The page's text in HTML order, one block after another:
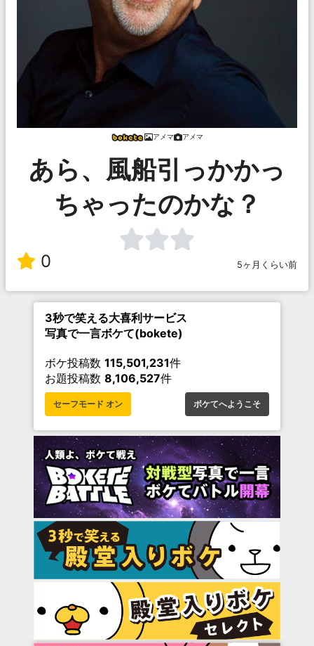
アメマ アメマ
あら、風船引っかかっ
ちゃったのかな？
0 5ヶ月くらい前
3秒で笑える大喜利サービス
写真で一言ボケて(bokete)
ボケ投稿数 115,501,231件
お題投稿数 8,106,527件
セーフモード オン ボケてへようこそ